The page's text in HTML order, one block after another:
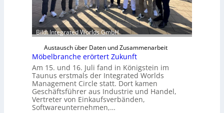
r
H
a
u
s
m
e
s
s
e
Bild: Integrated Worlds GmbH
Austausch über Daten und Zusammenarbeit
Möbelbranche erörtert Zukunft
Am 15. und 16. Juli fand in Königstein im
Taunus erstmals der Integrated Worlds
Management Circle statt. Dort kamen
Geschäftsführer aus Industrie und Handel,
Vertreter von Einkaufsverbänden,
Softwareunternehmen,…